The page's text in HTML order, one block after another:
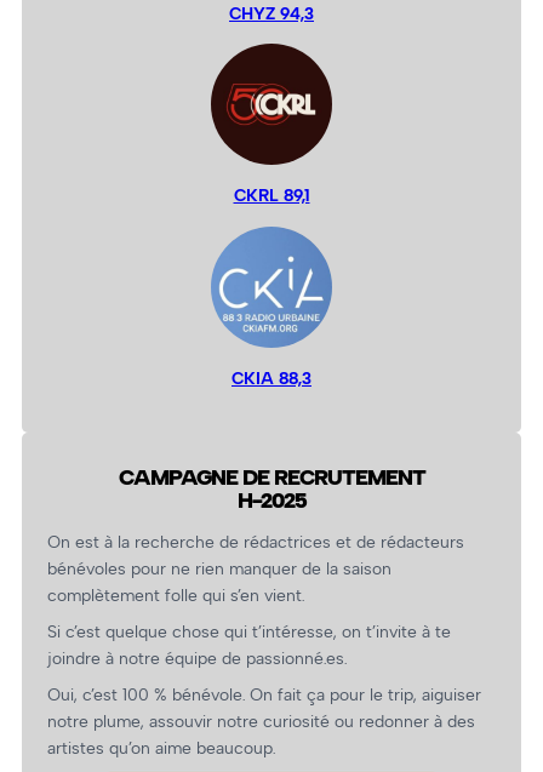
CHYZ 94,3
CKRL 89,1
CKIA 88,3
CAMPAGNE DE RECRUTEMENT
H-2025
On est à la recherche de rédactrices et de rédacteurs
bénévoles pour ne rien manquer de la saison
complètement folle qui s’en vient.
Si c’est quelque chose qui t’intéresse, on t’invite à te
joindre à notre équipe de passionné.es.
Oui, c’est 100 % bénévole. On fait ça pour le trip, aiguiser
notre plume, assouvir notre curiosité ou redonner à des
artistes qu’on aime beaucoup.